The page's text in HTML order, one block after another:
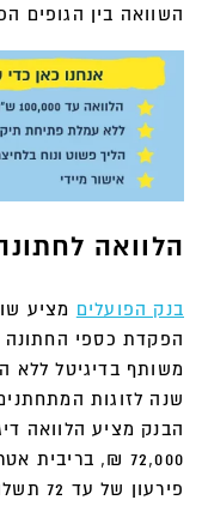
השוואה בין הגופים
הלוואה
בנק הפועלים מציע
הפקדת כספי
משותף בדיגיטל ללא
שנה לזוגות
הבנק מציע הלוואה